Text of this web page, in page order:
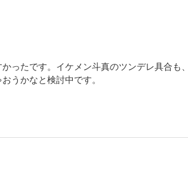
ったです。イケメン斗真のツンデレ具合も
うかなと検討中です。